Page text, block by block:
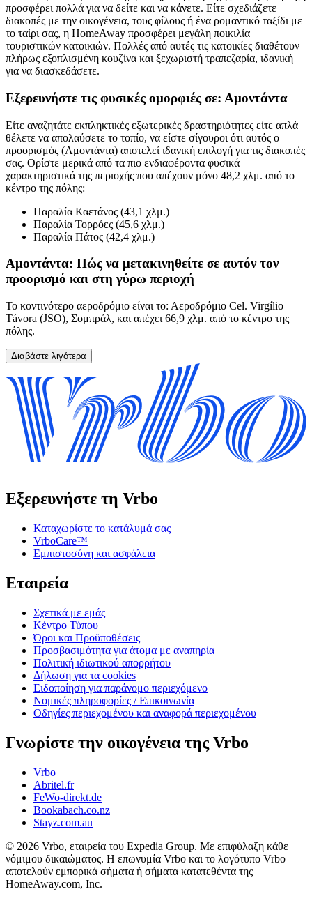
προσφέρει πολλά για να δείτε και να κάνετε. Είτε σχεδιάζετε
διακοπές με την οικογένεια, τους φίλους ή ένα ρομαντικό ταξίδι με
το ταίρι σας, η HomeAway προσφέρει μεγάλη ποικιλία
τουριστικών κατοικιών. Πολλές από αυτές τις κατοικίες διαθέτουν
πλήρως εξοπλισμένη κουζίνα και ξεχωριστή τραπεζαρία, ιδανική
για να διασκεδάσετε.
Εξερευνήστε τις φυσικές ομορφιές σε: Αμοντάντα
Είτε αναζητάτε εκπληκτικές εξωτερικές δραστηριότητες είτε απλά
θέλετε να απολαύσετε το τοπίο, να είστε σίγουροι ότι αυτός ο
προορισμός (Αμοντάντα) αποτελεί ιδανική επιλογή για τις διακοπές
σας. Ορίστε μερικά από τα πιο ενδιαφέροντα φυσικά
χαρακτηριστικά της περιοχής που απέχουν μόνο 48,2 χλμ. από το
κέντρο της πόλης:
Παραλία Καετάνος (43,1 χλμ.)
Παραλία Τορρόες (45,6 χλμ.)
Παραλία Πάτος (42,4 χλμ.)
Αμοντάντα: Πώς να μετακινηθείτε σε αυτόν τον
προορισμό και στη γύρω περιοχή
Το κοντινότερο αεροδρόμιο είναι το: Αεροδρόμιο Cel. Virgílio
Távora (JSO), Σομπράλ, και απέχει 66,9 χλμ. από το κέντρο της
πόλης.
Διαβάστε λιγότερα
Εξερευνήστε τη Vrbo
Καταχωρίστε το κατάλυμά σας
VrboCare™
Εμπιστοσύνη και ασφάλεια
Εταιρεία
Σχετικά με εμάς
Κέντρο Τύπου
Όροι και Προϋποθέσεις
Προσβασιμότητα για άτομα με αναπηρία
Πολιτική ιδιωτικού απορρήτου
Δήλωση για τα cookies
Ειδοποίηση για παράνομο περιεχόμενο
Νομικές πληροφορίες / Επικοινωνία
Οδηγίες περιεχομένου και αναφορά περιεχομένου
Γνωρίστε την οικογένεια της Vrbo
Vrbo
Abritel.fr
FeWo-direkt.de
Bookabach.co.nz
Stayz.com.au
© 2026 Vrbo, εταιρεία του Expedia Group. Με επιφύλαξη κάθε
νόμιμου δικαιώματος. Η επωνυμία Vrbo και το λογότυπο Vrbo
αποτελούν εμπορικά σήματα ή σήματα κατατεθέντα της
HomeAway.com, Inc.